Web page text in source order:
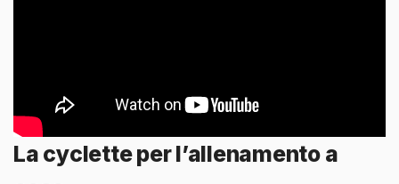
La cyclette per l’allenamento a